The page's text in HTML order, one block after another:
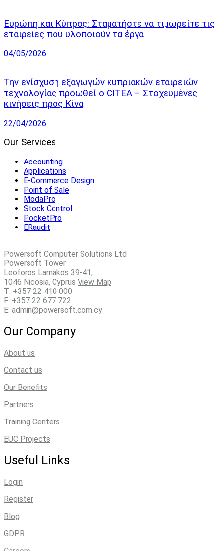
Ευρώπη και Κύπρος: Σταματήστε να τιμωρείτε τις
εταιρείες που υλοποιούν τα έργα
04/05/2026
Την ενίσχυση εξαγωγών κυπριακών εταιρειών
τεχνολογίας προωθεί ο CITEA – Στοχευμένες
κινήσεις προς Κίνα
22/04/2026
Our Services
Accounting
Applications
E-Commerce Design
Point of Sale
ModaPro
Stock Control
PocketPro
ERaudit
Powersoft Computer Solutions Ltd
Powersoft Tower
Leoforos Larnakos 39-41,
1046 Nicosia, Cyprus View Map
T: +357 22 410 000
F: +357 22 677 722
E: admin@powersoft.com.cy
Our Company
About us
Contact us
Our Benefits
Partners
Training Centers
EUC Projects
Useful Links
Login
Register
Blog
GDPR